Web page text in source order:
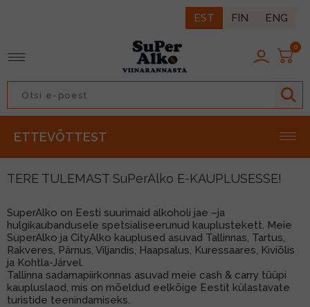
EST FIN ENG
0
TAGASI
TAGASI
VEIN
VEIN
TAGASI
PUUVILJALIKÖÖR
TAGASI
TAGASI
TAGASI
DRINK
TAGASI
MAHLAJOOK
JOOGIKONTSENTRAAT
TAGASI
ETTEVÕTTEST
TERE TULEMAST SuPerAlko E-KAUPLUSESSE!
SuperAlko on Eesti suurimaid alkoholi jae –ja
hulgikaubandusele spetsialiseerunud kauplustekett. Meie
SuperAlko ja CityAlko kauplused asuvad Tallinnas, Tartus,
Rakveres, Pärnus, Viljandis, Haapsalus, Kuressaares, Kiviõlis
ja Kohtla-Järvel.
Tallinna sadamapiirkonnas asuvad meie cash & carry tüüpi
kaupluslaod, mis on mõeldud eelkõige Eestit külastavate
turistide teenindamiseks.